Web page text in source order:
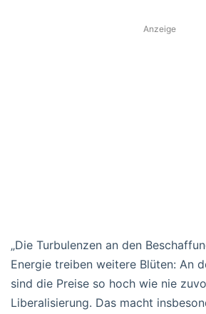
Anzeige
„Die Turbulenzen an den
Energie treiben weitere Blüten: An
sind die Preise so hoch wie nie
Liberalisierung. Das macht